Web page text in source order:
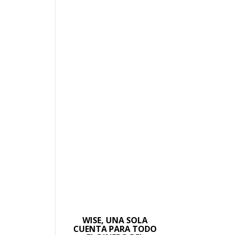
WISE, UNA SOLA
CUENTA PARA TODO